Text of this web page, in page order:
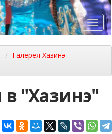
Галерея Хазинэ
"Хазинэ"